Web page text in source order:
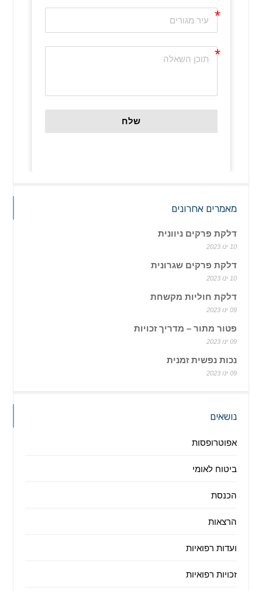
שלח
מאמרים אחרונים
דלקת פרקים ניוונית
10 ינו 2023
דלקת פרקים שגרונית
10 ינו 2023
דלקת חוליות מקשחת
09 ינו 2023
פטור מתור – מדריך זכויות
09 ינו 2023
נכות נפשית זמנית
09 ינו 2023
נושאים
אפוטרופסות
ביטוח לאומי
הכנסת
הרצאות
ועדות רפואיות
זכויות רפואיות